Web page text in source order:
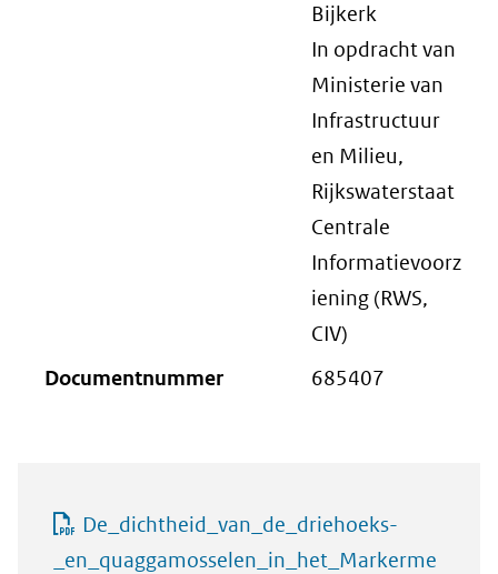
Bijkerk
In opdracht van
Ministerie van
Infrastructuur
en Milieu,
Rijkswaterstaat
Centrale
Informatievoorz
iening (RWS,
CIV)
Documentnummer
685407
De_dichtheid_van_de_driehoeks-
_en_quaggamosselen_in_het_Markerme